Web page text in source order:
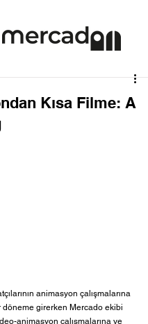
Kısa Filme: A
animasyon çalışmalarına
döneme girerken Mercado ekibi
animasyon çalışmalarına ve